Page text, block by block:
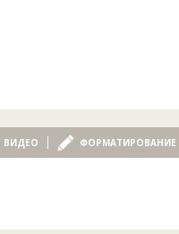
ВИДЕО ФОРМАТИРОВАНИЕ